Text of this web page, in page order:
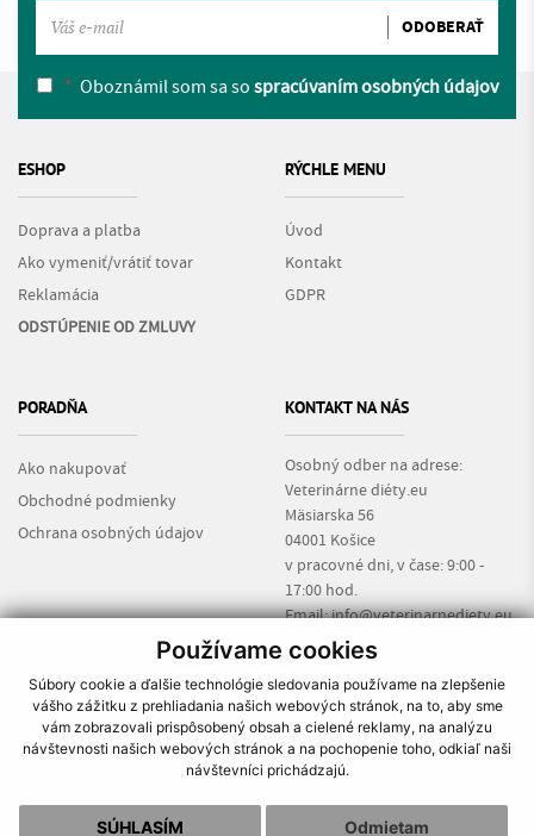
Používame cookies
Súbory cookie a ďalšie technológie sledovania používame na zlepšenie
vášho zážitku z prehliadania našich webových stránok, na to, aby sme
vám zobrazovali prispôsobený obsah a cielené reklamy, na analýzu
návštevnosti našich webových stránok a na pochopenie toho, odkiaľ naši
návštevníci prichádzajú.
SÚHLASÍM Odmietam
ODOBERAŤ
* Oboznámil som sa so spracúvaním osobných údajov
ESHOP
Doprava a platba
Ako vymeniť/vrátiť tovar
Reklamácia
ODSTÚPENIE OD ZMLUVY
RÝCHLE MENU
Úvod
Kontakt
GDPR
PORADŇA
Ako nakupovať
Obchodné podmienky
Ochrana osobných údajov
KONTAKT NA NÁS
Osobný odber na adrese:
Veterinárne diéty.eu
Mäsiarska 56
04001 Košice
v pracovné dni, v čase: 9:00 -
17:00 hod.
Email:info@veterinarnediety.eu
Informácie:+421 917 135 169
Ako nakupovať| Obchodné podmienky
Reklamačný poriadok|Kontakt